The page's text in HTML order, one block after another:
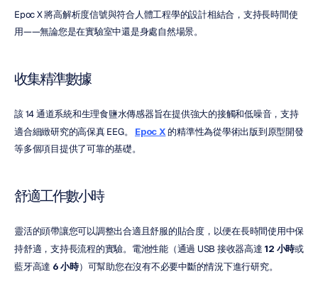
Epoc X 將高解析度信號與符合人體工程學的設計相結合，支持長時間使
用——無論您是在實驗室中還是身處自然場景。
收集精準數據
該 14 通道系統和生理食鹽水傳感器旨在提供強大的接觸和低噪音，支持
適合細緻研究的高保真 EEG。 Epoc X 的精準性為從學術出版到原型開發
等多個項目提供了可靠的基礎。
舒適工作數小時
靈活的頭帶讓您可以調整出合適且舒服的貼合度，以便在長時間使用中保
持舒適，支持長流程的實驗。電池性能（通過 USB 接收器高達 12 小時或
藍牙高達 6 小時）可幫助您在沒有不必要中斷的情況下進行研究。